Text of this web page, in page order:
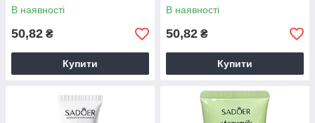
В наявності
50,82 ₴
Купити
В наявності
50,82 ₴
Купити